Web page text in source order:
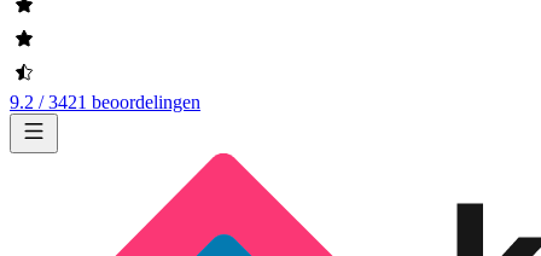
9.2 / 3421 beoordelingen